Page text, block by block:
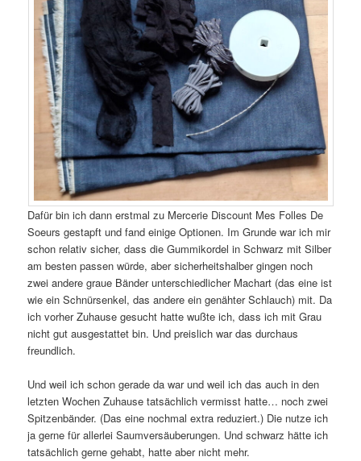
Dafür bin ich dann erstmal zu Mercerie Discount Mes Folles De
Soeurs gestapft und fand einige Optionen. Im Grunde war ich mir
schon relativ sicher, dass die Gummikordel in Schwarz mit Silber
am besten passen würde, aber sicherheitshalber gingen noch
zwei andere graue Bänder unterschiedlicher Machart (das eine ist
wie ein Schnürsenkel, das andere ein genähter Schlauch) mit. Da
ich vorher Zuhause gesucht hatte wußte ich, dass ich mit Grau
nicht gut ausgestattet bin. Und preislich war das durchaus
freundlich.
Und weil ich schon gerade da war und weil ich das auch in den
letzten Wochen Zuhause tatsächlich vermisst hatte… noch zwei
Spitzenbänder. (Das eine nochmal extra reduziert.) Die nutze ich
ja gerne für allerlei Saumversäuberungen. Und schwarz hätte ich
tatsächlich gerne gehabt, hatte aber nicht mehr.